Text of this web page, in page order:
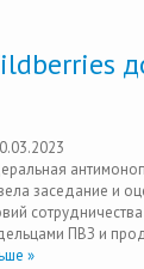
заседание и
ПВЗ и
»